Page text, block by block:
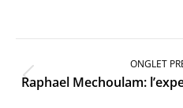
Navigation
commentaire
ONGLET
Raphael Mechoulam: